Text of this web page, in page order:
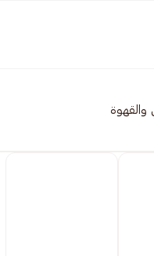
والقهوة